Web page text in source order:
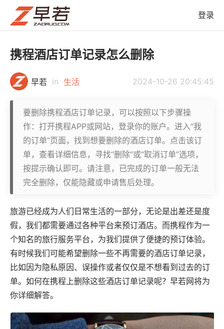
登录
携程酒店订单记录怎么删除
早若 in 生活 2024-10-26 20:45:45
要删除携程酒店订单记录，可以按照以下步骤操
作：打开携程APP或网站，登录你的账户。进入“我
的订单”页面，找到想要删除的酒店订单。点击该订
单，查看详细信息，寻找“删除”或“取消订单”选项，
按提示确认即可。请注意，已完成的订单一般无法
完全删除，仅能隐藏或申请售后处理。
旅游已经成为人们日常生活的一部分，无论是出差还是度
假，我们都需要通过各种平台来预订酒店。而携程作为一
个知名的旅行服务平台，为我们提供了便捷的预订体验。
有时候我们可能希望删除一些不再需要的酒店订单记录，
比如因为隐私原因、误操作或者仅仅是不想看到过去的订
单。如何在携程上删除这些酒店订单记录呢？ 早若网将为
你详细解答。